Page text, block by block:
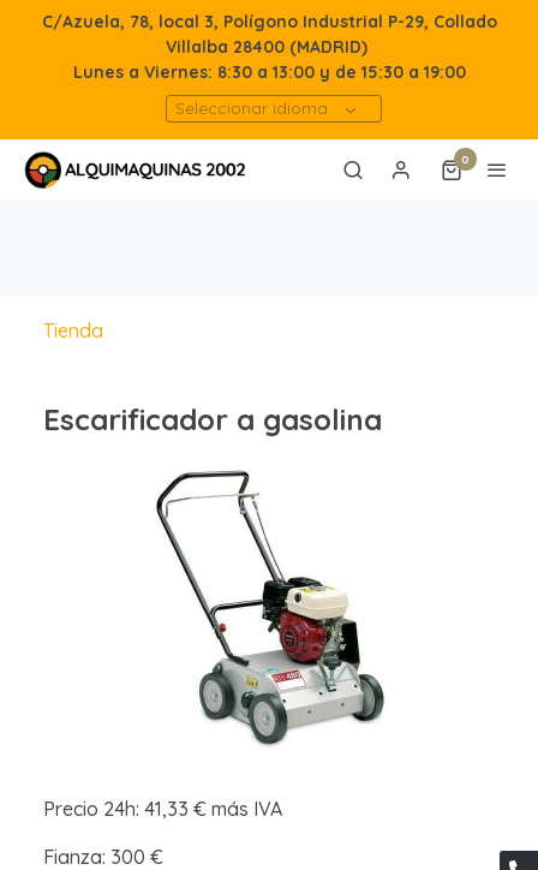
C/Azuela, 78, local 3, Polígono Industrial P-29, Collado
Villalba 28400 (MADRID)
Lunes a Viernes: 8:30 a 13:00 y de 15:30 a 19:00
Seleccionar idioma
0
Tienda
Escarificador a gasolina
Precio 24h: 41,33 € más IVA
Fianza: 300 €